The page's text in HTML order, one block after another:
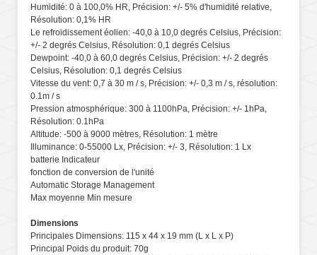
Humidité: 0 à 100,0% HR, Précision: +/- 5% d'humidité relative,
Résolution: 0,1% HR
Le refroidissement éolien: -40,0 à 10,0 degrés Celsius, Précision:
+/- 2 degrés Celsius, Résolution: 0,1 degrés Celsius
Dewpoint: -40,0 à 60,0 degrés Celsius, Précision: +/- 2 degrés
Celsius, Résolution: 0,1 degrés Celsius
Vitesse du vent: 0,7 à 30 m / s, Précision: +/- 0,3 m / s, résolution:
0.1m / s
Pression atmosphérique: 300 à 1100hPa, Précision: +/- 1hPa,
Résolution: 0.1hPa
Altitude: -500 à 9000 mètres, Résolution: 1 mètre
Illuminance: 0-55000 Lx, Précision: +/- 3, Résolution: 1 Lx
batterie Indicateur
fonction de conversion de l'unité
Automatic Storage Management
Max moyenne Min mesure
Dimensions
Principales Dimensions: 115 x 44 x 19 mm (L x L x P)
Principal Poids du produit: 70g